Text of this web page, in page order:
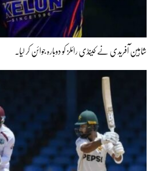
شاہین آفریدی نے کینڈی رائلز کو دوبارہ جوائن کر لیا۔